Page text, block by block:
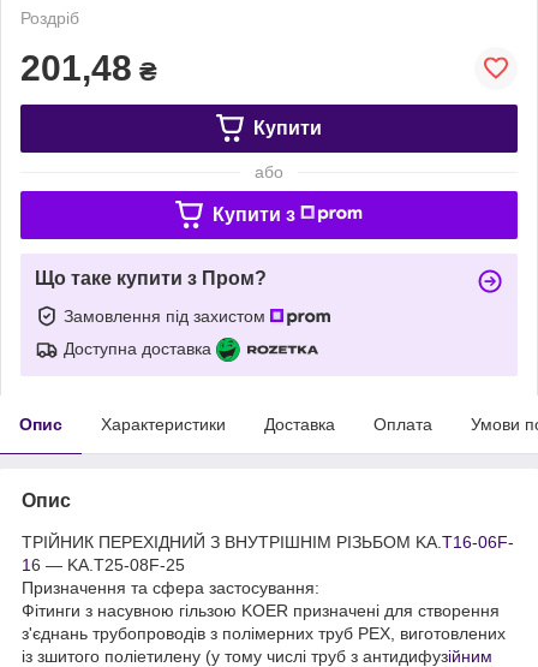
Роздріб
201,48 ₴
Купити
або
Купити з
Що таке купити з Пром?
Замовлення під захистом
Доступна доставка
Опис Характеристики Доставка Оплата Умови
Опис
ТРІЙНИК ПЕРЕХІДНИЙ З ВНУТРІШНІМ РІЗЬБОМ KA. T16-06F-
16 — KA.T25-08F-25
Призначення та сфера застосування:
Фітинги з насувною гільзою KOER призначені для створення
з'єднань трубопроводів з полімерних труб РЕХ, виготовлених
із зшитого поліетилену (у тому числі труб з антидифузійним